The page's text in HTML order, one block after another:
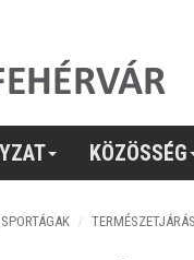
KÖZÖSSÉG
TERMÉSZETJÁRÁS